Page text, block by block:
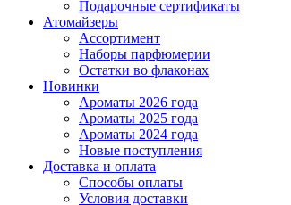
Подарочные сертификаты
Атомайзеры
Ассортимент
Наборы парфюмерии
Остатки во флаконах
Новинки
Ароматы 2026 года
Ароматы 2025 года
Ароматы 2024 года
Новые поступления
Доставка и оплата
Способы оплаты
Условия доставки